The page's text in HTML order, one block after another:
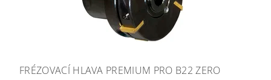
FRÉZOVACÍ HLAVA PREMIUM PRO B22 ZERO